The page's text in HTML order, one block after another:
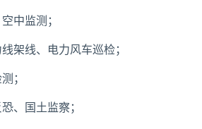
中监测；
架线、电力风车巡检；
；
、国土监察；